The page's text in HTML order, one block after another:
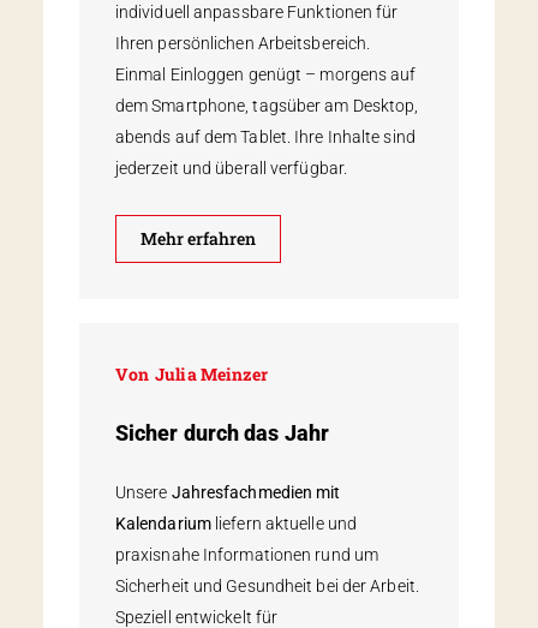
individuell anpassbare Funktionen für
Ihren persönlichen Arbeitsbereich.
Einmal Einloggen genügt – morgens auf
dem Smartphone, tagsüber am Desktop,
abends auf dem Tablet. Ihre Inhalte sind
jederzeit und überall verfügbar.
Mehr erfahren
Von Julia Meinzer
Sicher durch das Jahr
Unsere Jahresfachmedien mit
Kalendarium liefern aktuelle und
praxisnahe Informationen rund um
Sicherheit und Gesundheit bei der Arbeit.
Speziell entwickelt für